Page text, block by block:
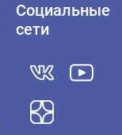
Социальные
сети